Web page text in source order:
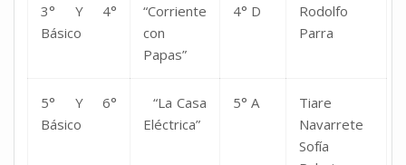
3° Y 4°
Básico
“Corriente
con
Papas”
4° D
Rodolfo
Parra
5° Y 6°
Básico
“La Casa
Eléctrica”
5° A
Tiare
Navarrete
Sofía